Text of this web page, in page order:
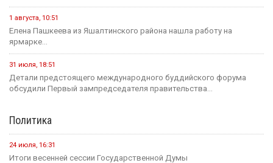
1 августа, 10:51
Елена Пашкеева из Яшалтинского района нашла работу на
ярмарке...
31 июля, 18:51
Детали предстоящего международного буддийского форума
обсудили Первый зампредседателя правительства...
Политика
24 июля, 16:31
Итоги весенней сессии Государственной Думы